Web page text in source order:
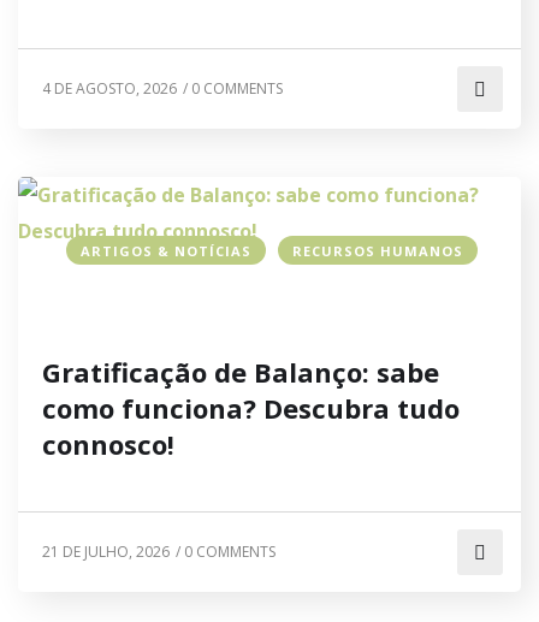
4 DE AGOSTO, 2026 / 0 COMMENTS
ARTIGOS & NOTÍCIAS RECURSOS HUMANOS
Gratificação de Balanço: sabe
como funciona? Descubra tudo
connosco!
21 DE JULHO, 2026 / 0 COMMENTS